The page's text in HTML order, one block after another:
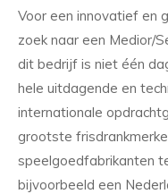
Voor een innovatief en
zoek naar een Medior/
dit bedrijf is niet één
hele uitdagende en
internationale
grootste
speelgoedfabrikanten
bijvoorbeeld een